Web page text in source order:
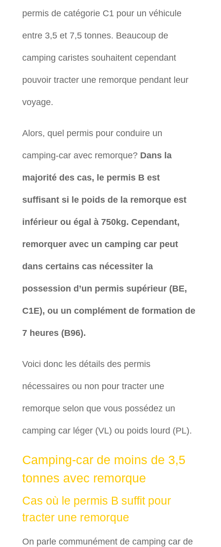
permis de catégorie C1 pour un véhicule
entre 3,5 et 7,5 tonnes. Beaucoup de
camping caristes souhaitent cependant
pouvoir tracter une remorque pendant leur
voyage.
Alors, quel permis pour conduire un
camping-car avec remorque? Dans la
majorité des cas, le permis B est
suffisant si le poids de la remorque est
inférieur ou égal à 750kg. Cependant,
remorquer avec un camping car peut
dans certains cas nécessiter la
possession d’un permis supérieur (BE,
C1E), ou un complément de formation de
7 heures (B96).
Voici donc les détails des permis
nécessaires ou non pour tracter une
remorque selon que vous possédez un
camping car léger (VL) ou poids lourd (PL).
Camping-car de moins de 3,5
tonnes avec remorque
Cas où le permis B suffit pour
tracter une remorque
On parle communément de camping car de